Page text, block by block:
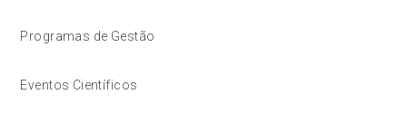
Programas de Gestão
Eventos Científicos